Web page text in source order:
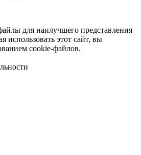
для наилучшего представления
использовать этот сайт, вы
cookie-файлов.